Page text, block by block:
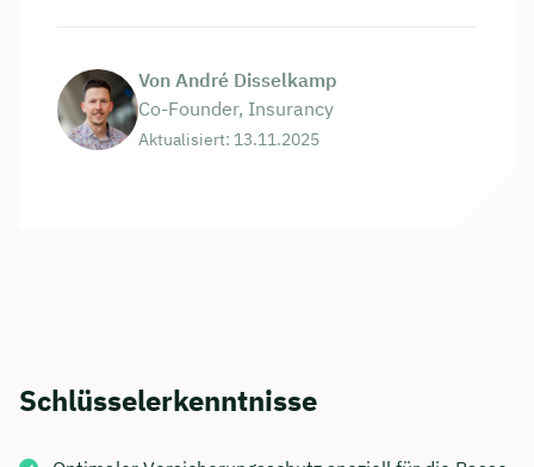
Von André Disselkamp
Co-Founder, Insurancy
Aktualisiert: 13.11.2025
Schlüsselerkenntnisse